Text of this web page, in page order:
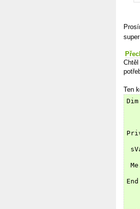
Ten